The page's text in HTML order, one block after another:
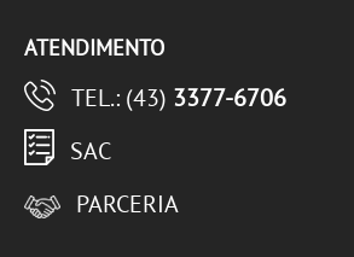
ATENDIMENTO
TEL.: (43) 3377-6706
SAC
PARCERIA